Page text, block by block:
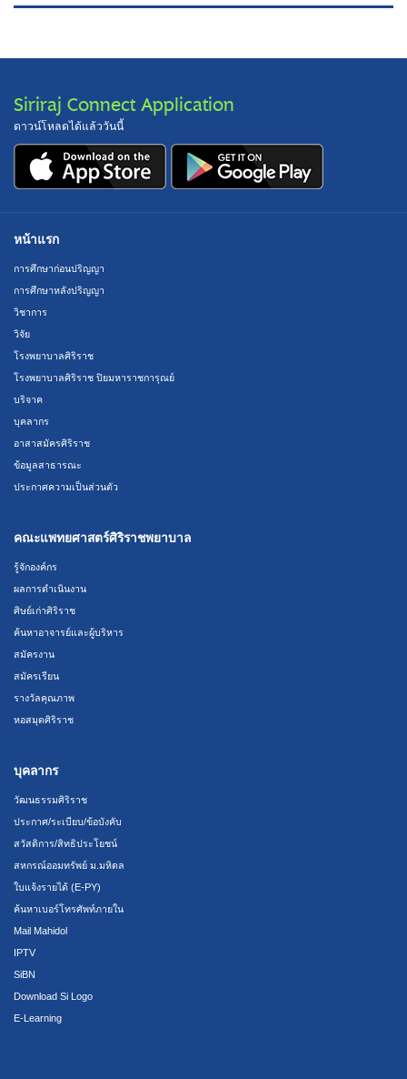
Siriraj Connect Application
ดาวน์โหลดได้แล้ววันนี้
หน้าแรก
การศึกษาก่อนปริญญา
การศึกษาหลังปริญญา
วิชาการ
วิจัย
โรงพยาบาลศิริราช
โรงพยาบาลศิริราช ปิยมหาราชการุณย์
บริจาค
บุคลากร
อาสาสมัครศิริราช
ข้อมูลสาธารณะ
ประกาศความเป็นส่วนตัว
คณะแพทยศาสตร์ศิริราชพยาบาล
รู้จักองค์กร
ผลการดำเนินงาน
ศิษย์เก่าศิริราช
ค้นหาอาจารย์และผู้บริหาร
สมัครงาน
สมัครเรียน
รางวัลคุณภาพ
หอสมุดศิริราช
บุคลากร
วัฒนธรรมศิริราช
ประกาศ/ระเบียบ/ข้อบังคับ
สวัสดิการ/สิทธิประโยชน์
สหกรณ์ออมทรัพย์ ม.มหิดล
ใบแจ้งรายได้ (E-PY)
ค้นหาเบอร์โทรศัพท์ภายใน
Mail Mahidol
IPTV
SiBN
Download Si Logo
E-Learning